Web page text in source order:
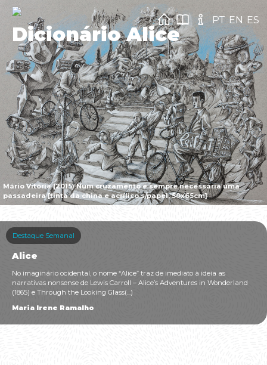
Mário Vitória (2015) Num cruzamento é sempre necessária uma
passadeira [tinta da china e acrílico s/papel, 50x65cm]
Dicionário Alice
PT EN ES
Destaque Semanal
Alice
No imaginário ocidental, o nome “Alice” traz de imediato à ideia as
narrativas nonsense de Lewis Carroll – Alice’s Adventures in Wonderland
(1865) e Through the Looking Glass(...)
Maria Irene Ramalho